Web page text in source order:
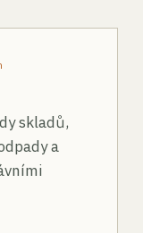
skladů,
a